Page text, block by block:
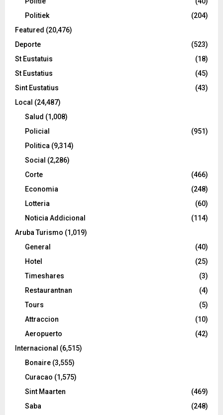
Politiek
(204)
Featured (20,476)
Deporte
(523)
St Eustatuis
(18)
St Eustatius
(45)
Sint Eustatius
(43)
Local (24,487)
Salud (1,008)
Policial
(951)
Politica (9,314)
Social (2,286)
Corte
(466)
Economia
(248)
Lotteria
(60)
Noticia Addicional
(114)
Aruba Turismo (1,019)
General
(40)
Hotel
(25)
Timeshares
(3)
Restaurantnan
(4)
Tours
(5)
Attraccion
(10)
Aeropuerto
(42)
Internacional (6,515)
Bonaire (3,555)
Curacao (1,575)
Sint Maarten
(469)
Saba
(248)